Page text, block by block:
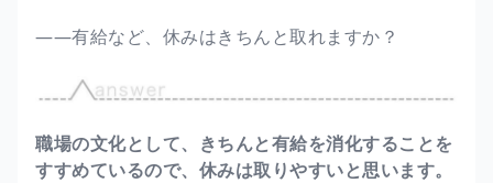
――有給など、休みはきちんと取れますか？
職場の文化として、きちんと有給を消化することを
すすめているので、休みは取りやすいと思います。